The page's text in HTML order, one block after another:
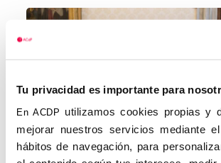
Tu privacidad es importante para
En ACDP utilizamos cookies propias y
mejorar nuestros servicios mediante
hábitos de navegación, para